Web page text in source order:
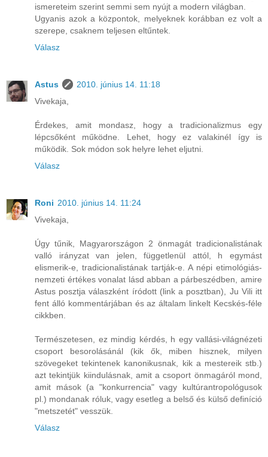
ismereteim szerint semmi sem nyújt a modern világban.
Ugyanis azok a központok, melyeknek korábban ez volt a
szerepe, csaknem teljesen eltűntek.
Válasz
Astus
2010. június 14. 11:18
Vivekaja,
Érdekes, amit mondasz, hogy a tradicionalizmus egy
lépcsőként működne. Lehet, hogy ez valakinél így is
működik. Sok módon sok helyre lehet eljutni.
Válasz
Roni 2010. június 14. 11:24
Vivekaja,
Úgy tűnik, Magyarországon 2 önmagát tradicionalistának
valló irányzat van jelen, függetlenül attól, h egymást
elismerik-e, tradicionalistának tartják-e. A népi etimológiás-
nemzeti értékes vonalat lásd abban a párbeszédben, amire
Astus posztja válaszként íródott (link a posztban), Ju Vili itt
fent álló kommentárjában és az általam linkelt Kecskés-féle
cikkben.
Természetesen, ez mindig kérdés, h egy vallási-világnézeti
csoport besorolásánál (kik ők, miben hisznek, milyen
szövegeket tekintenek kanonikusnak, kik a mestereik stb.)
azt tekintjük kiindulásnak, amit a csoport önmagáról mond,
amit mások (a "konkurrencia" vagy kultúrantropológusok
pl.) mondanak róluk, vagy esetleg a belső és külső definíció
"metszetét" vesszük.
Válasz